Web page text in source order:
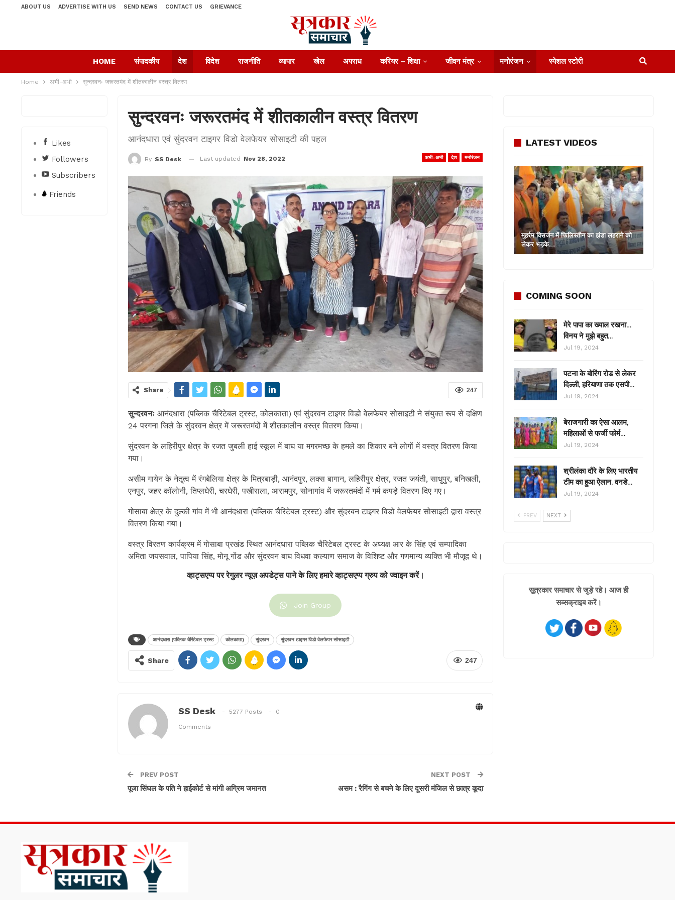
ABOUT US ADVERTISE WITH US SEND NEWS CONTACT US GRIEVANCE
HOME संपादकीय देश विदेश राजनीति व्यापार खेल अपराध करियर – शिक्षा जीवन मंत्र मनोरंजन स्पेशल स्टोरी
Home अभी-अभी सुन्दरवनः जरूरतमंद में शीतकालीन वस्त्र वितरण
सुन्दरवनः जरूरतमंद में शीतकालीन वस्त्र वितरण
आनंदधारा एवं सुंदरवन टाइगर विडो वेलफेयर सोसाइटी की पहल
अभी-अभी देश मनोरंजन
By SS Desk Last updated Nov 28, 2022
247
Share
सुन्दरवनः आनंदधारा (पब्लिक चैरिटेबल ट्रस्ट, कोलकाता) एवं सुंदरवन टाइगर विडो वेलफेयर सोसाइटी ने संयुक्त रूप से दक्षिण
24 परगना जिले के सुंदरवन क्षेत्र में जरूरतमंदों में शीतकालीन वस्त्र वितरण किया।
सुंदरवन के लहिरीपुर क्षेत्र के रजत जुबली हाई स्कूल में बाघ या मगरमच्छ के हमले का शिकार बने लोगों में वस्त्र वितरण किया
गया।
असीम गायेन के नेतृ्त्व में रंगबेलिया क्षेत्र के मित्रबाड़ी, आनंदपुर, लक्स बागान, लहिरीपुर क्षेत्र, रजत जयंती, साधुपुर, बनिखली,
एनपुर, जहर कॉलोनी, तिप्लघेरी, चरघेरी, पखीराला, आरामपुर, सोनागांव में जरूरतमंदों में गर्म कपड़े वितरण दिए गए।
गोसाबा क्षेत्र के दुल्की गांव में भी आनंदधारा (पब्लिक चैरिटेबल ट्रस्ट) और सुंदरबन टाइगर विडो वेलफेयर सोसाइटी द्वारा वस्त्र
वितरण किया गया।
वस्त्र विरतण कार्यक्रम में गोसाबा प्रखंड स्थित आनंदधारा पब्लिक चैरिटेबल ट्रस्ट के अध्यक्ष आर के सिंह एवं सम्पादिका
अमिता जयसवाल, पापिया सिंह, मोनू गोंड और सुंदरवन बाघ विधवा कल्याण समाज के विशिष्ट और गणमान्य व्यक्ति भी मौजूद थे।
व्हाट्सएप्प पर रेगुलर न्यूज़ अपडेट्स पाने के लिए हमारे व्हाट्सएप्प ग्रुप को ज्वाइन करें।
Join Group
आनंदधारा (पब्लिक चैरिटेबल ट्रस्ट कोलकाता) सुंदरवन सुंदरवन टाइगर विडो वेलफेयर सोसाइटी
247
Share
SS Desk 5277 Posts 0
Comments
PREV POST
पूजा सिंघल के पति ने हाईकोर्ट से मांगी अग्रिम जमानत
NEXT POST
असम : रैगिंग से बचने के लिए दूसरी मंजिल से छात्र कूदा
LATEST VIDEOS
मुहर्रम विसर्जन में फिलिस्तीन का झंडा लहराने को
लेकर भड़के…
COMING SOON
मेरे पापा का ख्याल रखना…
विनय ने मुझे बहुत…
Jul 19, 2024
पटना के बोरिंग रोड से लेकर
दिल्ली, हरियाणा तक एसपी…
Jul 19, 2024
बेराजगारी का ऐसा आलम,
महिलाओं से फर्जी फोर्म…
Jul 19, 2024
श्रीलंका दौरे के लिए भारतीय
टीम का हुआ ऐलान, वनडे…
Jul 19, 2024
PREV NEXT
सूत्रकार समाचार से जुड़े रहे। आज ही
सब्सक्राइब करें।
Likes
Followers
Subscribers
Friends